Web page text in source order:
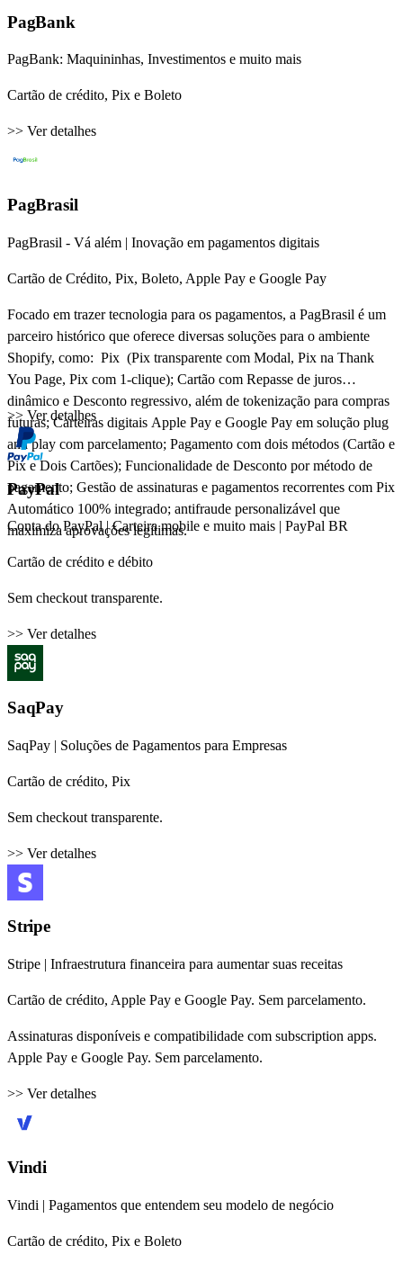
PagBank
PagBank: Maquininhas, Investimentos e muito mais
Cartão de crédito, Pix e Boleto
>> Ver detalhes
PagBrasil
PagBrasil - Vá além | Inovação em pagamentos digitais
Cartão de Crédito, Pix, Boleto, Apple Pay e Google Pay
Focado em trazer tecnologia para os pagamentos, a PagBrasil é um
parceiro histórico que oferece diversas soluções para o ambiente
Shopify, como: Pix (Pix transparente com Modal, Pix na Thank
You Page, Pix com 1-clique); Cartão com Repasse de juros
dinâmico e Desconto regressivo, além de tokenização para compras
futuras; Carteiras digitais Apple Pay e Google Pay em solução plug
and play com parcelamento; Pagamento com dois métodos (Cartão e
Pix e Dois Cartões); Funcionalidade de Desconto por método de
pagamento; Gestão de assinaturas e pagamentos recorrentes com Pix
Automático 100% integrado; antifraude personalizável que
maximiza aprovações legítimas.
>> Ver detalhes
PayPal
Conta do PayPal | Carteira mobile e muito mais | PayPal BR
Cartão de crédito e débito
Sem checkout transparente.
>> Ver detalhes
SaqPay
SaqPay | Soluções de Pagamentos para Empresas
Cartão de crédito, Pix
Sem checkout transparente.
>> Ver detalhes
Stripe
Stripe | Infraestrutura financeira para aumentar suas receitas
Cartão de crédito, Apple Pay e Google Pay. Sem parcelamento.
Assinaturas disponíveis e compatibilidade com subscription apps.
Apple Pay e Google Pay. Sem parcelamento.
>> Ver detalhes
Vindi
Vindi | Pagamentos que entendem seu modelo de negócio
Cartão de crédito, Pix e Boleto